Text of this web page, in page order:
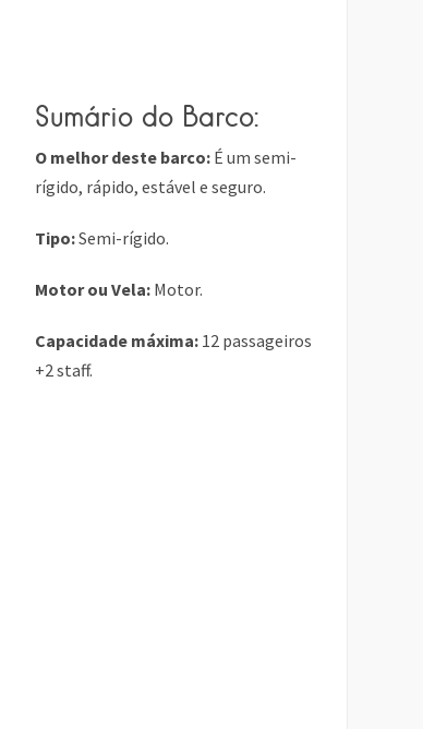
Sumário do Barco:
O melhor deste barco: É um semi-
rígido, rápido, estável e seguro.
Tipo:Semi-rígido.
Motor ou Vela: Motor.
Capacidade máxima: 12 passageiros
+2 staff.